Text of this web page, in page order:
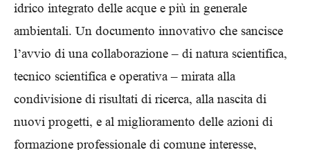
idrico integrato delle acque e più in generale
ambientali. Un documento innovativo che sancisce
l’avvio di una collaborazione – di natura scientifica,
tecnico scientifica e operativa – mirata alla
condivisione di risultati di ricerca, alla nascita di
nuovi progetti, e al miglioramento delle azioni di
formazione professionale di comune interesse,